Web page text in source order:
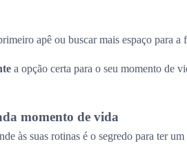
apê ou buscar mais espaço para a
a opção certa para o seu momento de
momento de vida
às suas rotinas é o segredo para ter